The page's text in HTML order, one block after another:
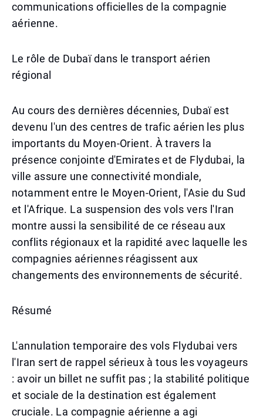
communications officielles de la compagnie
aérienne.
Le rôle de Dubaï dans le transport aérien
régional
Au cours des dernières décennies, Dubaï est
devenu l'un des centres de trafic aérien les plus
importants du Moyen-Orient. À travers la
présence conjointe d'Emirates et de Flydubai, la
ville assure une connectivité mondiale,
notamment entre le Moyen-Orient, l'Asie du Sud
et l'Afrique. La suspension des vols vers l'Iran
montre aussi la sensibilité de ce réseau aux
conflits régionaux et la rapidité avec laquelle les
compagnies aériennes réagissent aux
changements des environnements de sécurité.
Résumé
L'annulation temporaire des vols Flydubai vers
l'Iran sert de rappel sérieux à tous les voyageurs
: avoir un billet ne suffit pas ; la stabilité politique
et sociale de la destination est également
cruciale. La compagnie aérienne a agi